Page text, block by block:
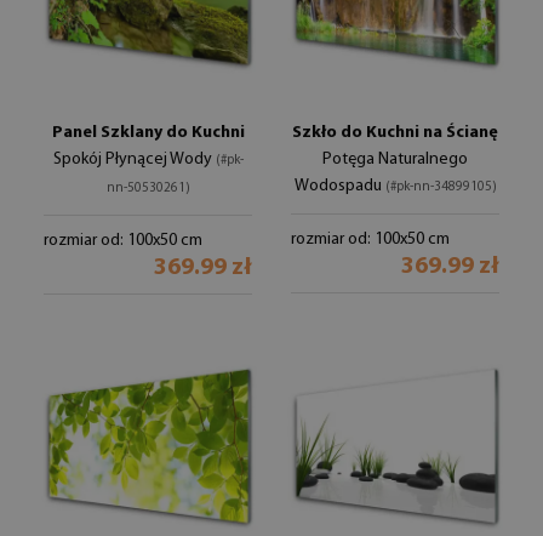
Panel Szklany do Kuchni
Spokój Płynącej Wody (#pk-
nn-50530261)
rozmiar od: 100x50 cm
369.99 zł
Szkło do Kuchni na Ścianę
Potęga Naturalnego
Wodospadu (#pk-nn-34899105)
rozmiar od: 100x50 cm
369.99 zł